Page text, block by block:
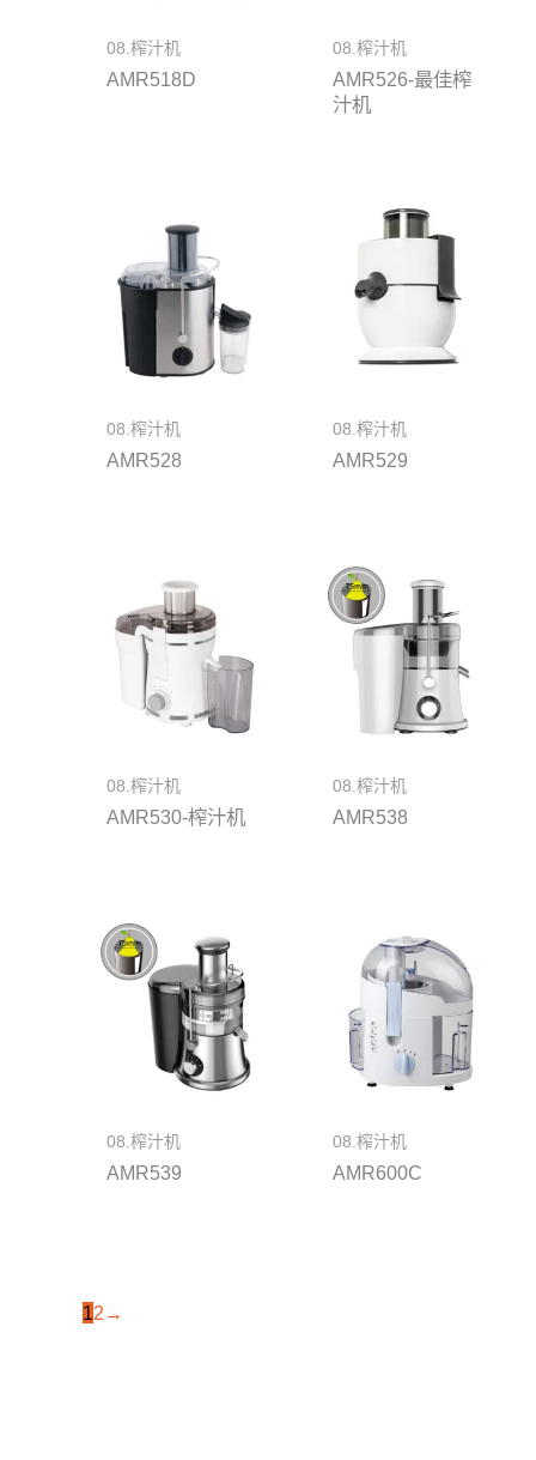
08.榨汁机
AMR518D
08.榨汁机
AMR526-最佳榨
汁机
08.榨汁机
AMR528
08.榨汁机
AMR529
08.榨汁机
AMR530-榨汁机
08.榨汁机
AMR538
08.榨汁机
AMR539
08.榨汁机
AMR600C
12 →